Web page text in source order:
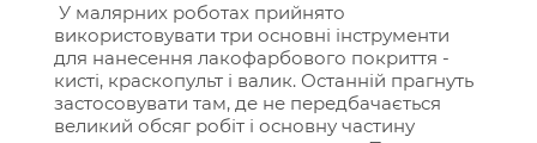
У малярних роботах прийнято
використовувати три основні інструменти
для нанесення лакофарбового покриття -
кисті, краскопульт і валик. Останній прагнуть
застосовувати там, де не передбачається
великий обсяг робіт і основну частину